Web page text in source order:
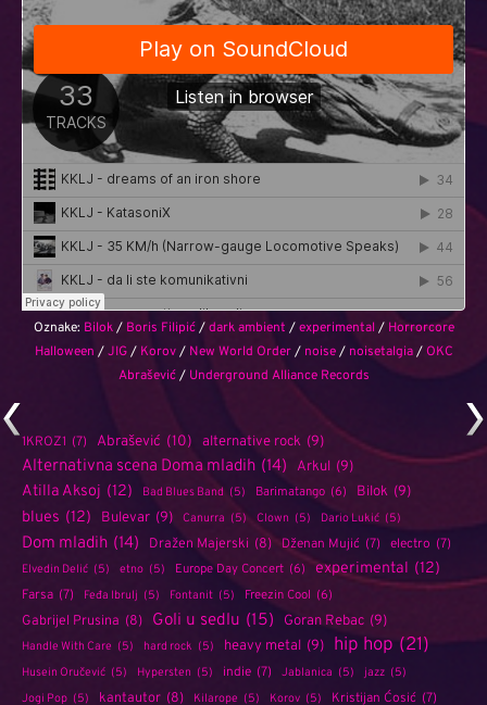
Oznake: Bilok/ Boris Filipić/dark ambient /experimental / Horrorcore
Halloween /JIG/ Korov/ New World Order/ noise/ noisetalgia/OKC
Abrašević/ Underground Alliance Records
1KROZ1 (7) Abrašević (10) alternative rock (9)
Alternativna scena Doma mladih (14) Arkul (9)
Atilla Aksoj (12) Bad Blues Band (5) Barimatango (6) Bilok (9)
blues (12) Bulevar (9) Canurra (5) Clown (5) Dario Lukić (5)
Dom mladih (14) Dražen Majerski (8) Dženan Mujić (7) electro (7)
Elvedin Delić (5) etno (5) Europe Day Concert (6) experimental (12)
Farsa (7) Feđa Ibrulj (5) Fontanit (5) Freezin Cool (6)
Gabrijel Prusina (8) Goli u sedlu (15) Goran Rebac (9)
Handle With Care (5) hard rock (5) heavy metal (9) hip hop (21)
Husein Oručević (5) Hypersten (5) indie (7) Jablanica (5) jazz (5)
Jogi Pop (5) kantautor (8) Kilarope (5) Korov (5) Kristijan Ćosić (7)